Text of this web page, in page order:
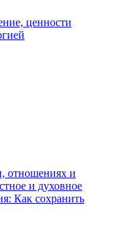
ценности
отношениях и
и духовное
Как сохранить